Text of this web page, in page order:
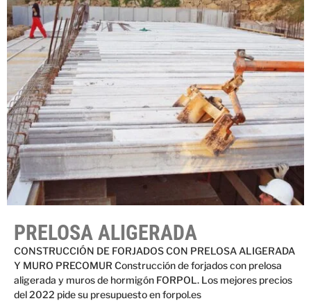
PRELOSA ALIGERADA
CONSTRUCCIÓN DE FORJADOS CON PRELOSA ALIGERADA
Y MURO PRECOMUR Construcción de forjados con prelosa
aligerada y muros de hormigón FORPOL. Los mejores precios
del 2022 pide su presupuesto en forpol.es